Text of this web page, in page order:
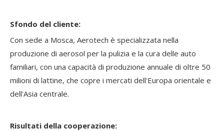
Sfondo del cliente:
Con sede a Mosca, Aerotech è specializzata nella
produzione di aerosol per la pulizia e la cura delle auto
familiari, con una capacità di produzione annuale di oltre 50
milioni di lattine, che copre i mercati dell'Europa orientale e
dell'Asia centrale.
Risultati della cooperazione: